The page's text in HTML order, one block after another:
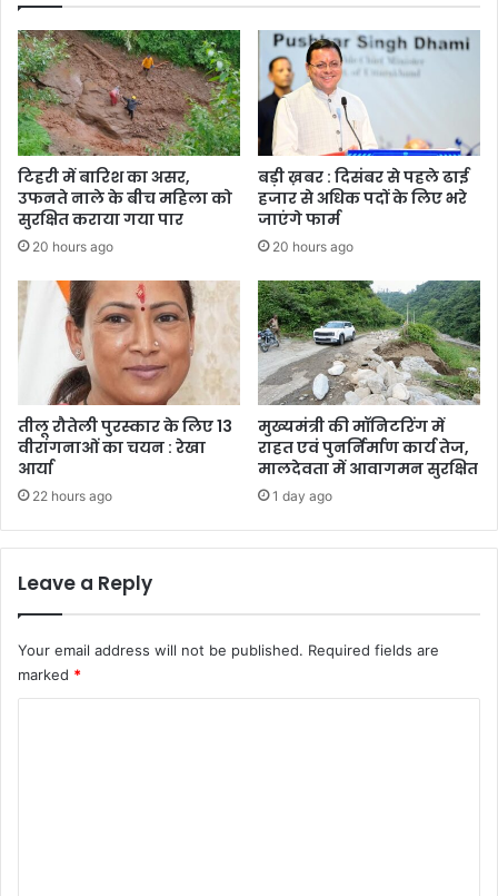
टिहरी में बारिश का असर,
उफनते नाले के बीच महिला को
सुरक्षित कराया गया पार
20 hours ago
बड़ी ख़बर : दिसंबर से पहले ढाई
हजार से अधिक पदों के लिए भरे
जाएंगे फार्म
20 hours ago
तीलू रौतेली पुरस्कार के लिए 13
वीरांगनाओं का चयन : रेखा
आर्या
22 hours ago
मुख्यमंत्री की मॉनिटरिंग में
राहत एवं पुनर्निर्माण कार्य तेज,
मालदेवता में आवागमन सुरक्षित
1 day ago
Leave a Reply
Your email address will not be published. Required fields are
marked *